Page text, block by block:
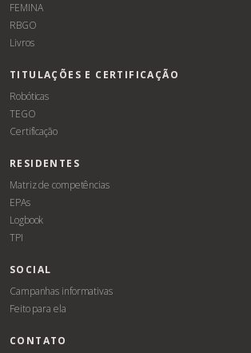
FEMINA
RBGO
Livros
TITULAÇÕES E CERTIFICAÇÃO
Robóticas
TEGO
Certificação
RESIDENTES
Matriz de competências
EPAs
Logbook
TPI
SOCIAL
Campanhas informativas
Feito para ela
CONTATO